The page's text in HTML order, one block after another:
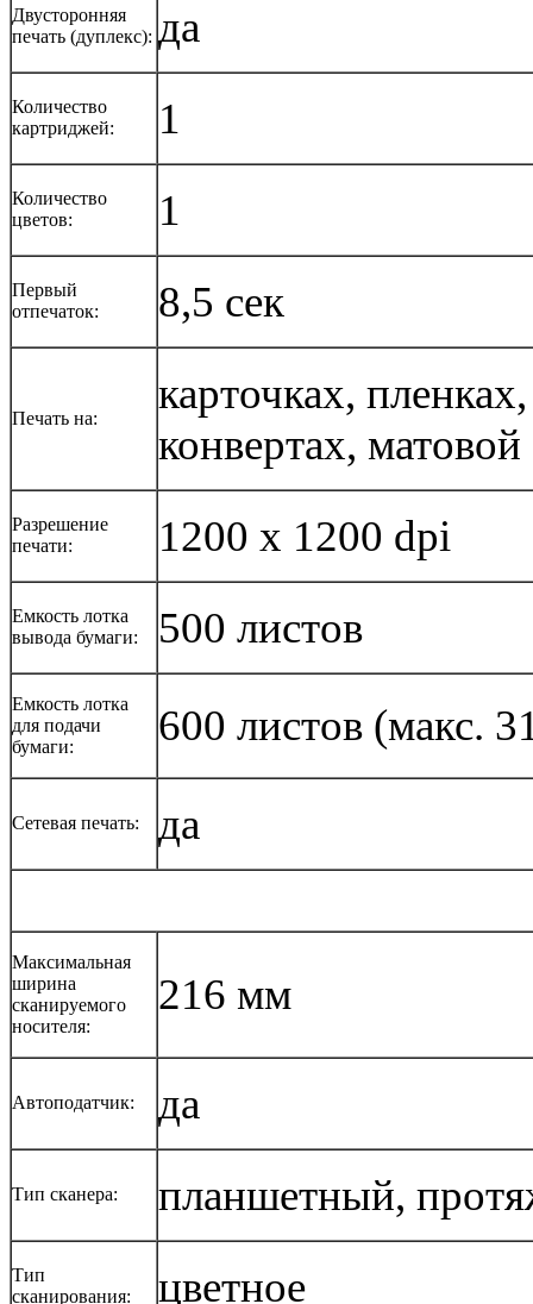
Двусторонняя
печать (дуплекс): да
Количество
картриджей:
1
Количество
цветов:
1
Первый
отпечаток:
8,5 сек
Печать на:
карточках,
конвертах, матовой
Разрешение
печати:
1200 x 1200 dpi
Емкость лотка
вывода бумаги:
500 листов
Емкость лотка
для подачи
бумаги:
600 листов (макс.
Сетевая печать: да
Максимальная
ширина
сканируемого
носителя:
216 мм
Автоподатчик: да
Тип сканера: планшетный,
Тип
сканирования:
цветное